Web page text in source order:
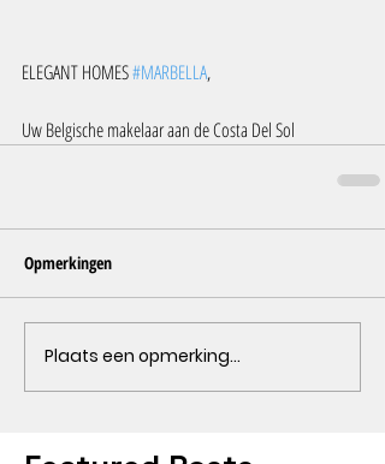
ELEGANT HOMES #MARBELLA,
Uw Belgische makelaar aan de Costa Del Sol
Opmerkingen
Plaats een opmerking...